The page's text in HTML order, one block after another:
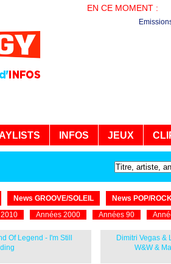
EN CE MOMENT :
INFOS JEUX
News GROOVE/SOLEIL
News POP/
Années 2000 Années 90
Of Legend - I'm Still
Dimitri Vegas &
W&W &